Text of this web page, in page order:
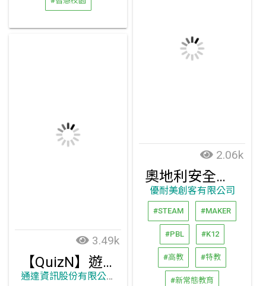
2.06k
奧地利安全木工創客工具機
優耐美創客有限公司
#STEAM #MAKER
#PBL #K12
#高教 #特教
#新常態教育
3.49k
【QuizN】遊戲化學習雲端系統：互動即時線上測驗+共作分享看板互動遊戲模板+編製互動影片
通達資訊股份有限公司